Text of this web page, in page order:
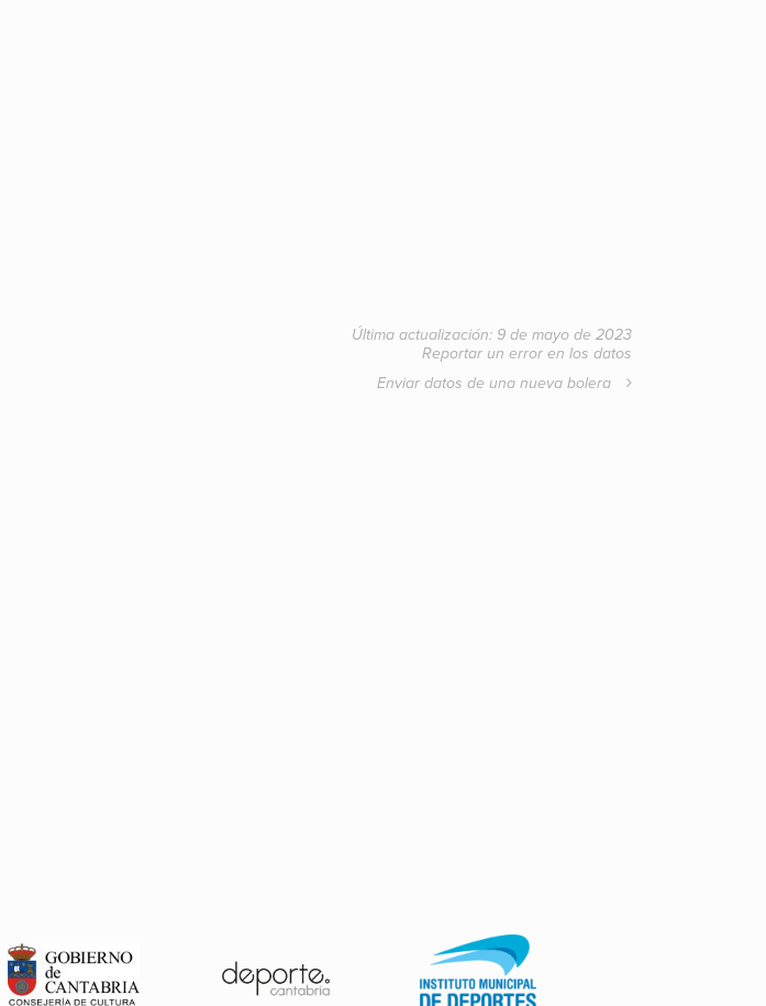
Última actualización: 9 de mayo de 2023
Reportar un error en los datos
Enviar datos de una nueva bolera